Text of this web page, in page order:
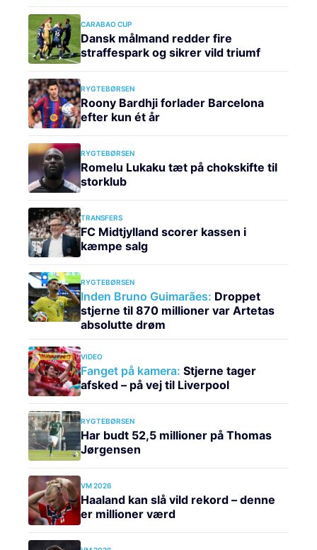
CARABAO CUP
Dansk målmand redder fire
straffespark og sikrer vild triumf
RYGTEBØRSEN
Roony Bardhji forlader Barcelona
efter kun ét år
RYGTEBØRSEN
Romelu Lukaku tæt på chokskifte til
storklub
TRANSFERS
FC Midtjylland scorer kassen i
kæmpe salg
RYGTEBØRSEN
Inden Bruno Guimarães: Droppet
stjerne til 870 millioner var Artetas
absolutte drøm
VIDEO
Fanget på kamera: Stjerne tager
afsked – på vej til Liverpool
RYGTEBØRSEN
Har budt 52,5 millioner på Thomas
Jørgensen
VM 2026
Haaland kan slå vild rekord – denne
er millioner værd